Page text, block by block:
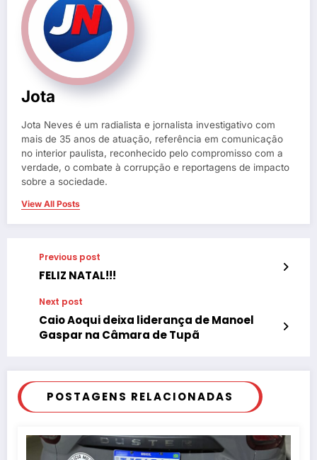
Jota
Jota Neves é um radialista e jornalista investigativo com
mais de 35 anos de atuação, referência em comunicação
no interior paulista, reconhecido pelo compromisso com a
verdade, o combate à corrupção e reportagens de impacto
sobre a sociedade.
View All Posts
Previous post
FELIZ NATAL!!!
Next post
Caio Aoqui deixa liderança de Manoel
Gaspar na Câmara de Tupã
POSTAGENS RELACIONADAS